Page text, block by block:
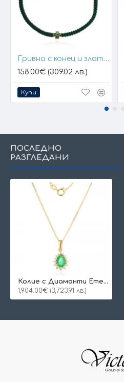
Гривна с конец и златен елемент кръст
158.00€ (309.02 лв.)
Купи
ПОСЛЕДНО
РАЗГЛЕДАНИ
Колие с Диаманти Emerald
1,904.00€ (3,723.91 лв.)